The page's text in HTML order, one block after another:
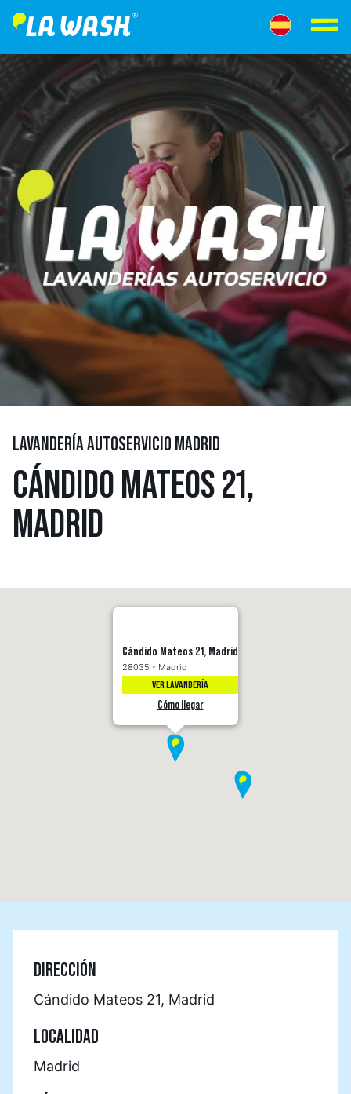
LAVANDERÍA AUTOSERVICIO MADRID
CÁNDIDO MATEOS 21,
MADRID
Cándido Mateos 21, Madrid
28035 - Madrid
VER LAVANDERÍA
Cómo llegar
DIRECCIÓN
Cándido Mateos 21, Madrid
LOCALIDAD
Madrid